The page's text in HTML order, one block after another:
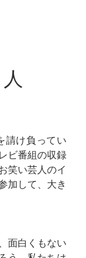
請け負ってい
ビ番組の収録
笑い芸人のイ
加して、大き
面白くもない